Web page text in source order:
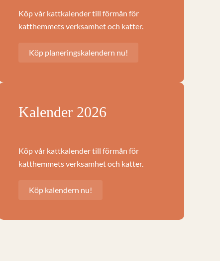
Köp vår kattkalender till förmån för
katthemmets verksamhet och katter.
Köp planeringskalendern nu!
Kalender 2026
Köp vår kattkalender till förmån för
katthemmets verksamhet och katter.
Köp kalendern nu!